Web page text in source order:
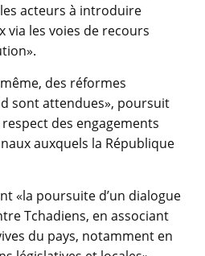
acteurs à introduire
via les voies de recours
des réformes
sont attendues», poursuit
des engagements
auxquels la République
«la poursuite d’un dialogue
Tchadiens, en associant
du pays, notamment en